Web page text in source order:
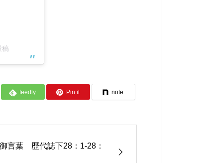
稿
feedly Pin it note
言葉 歴代誌下28：1-28：